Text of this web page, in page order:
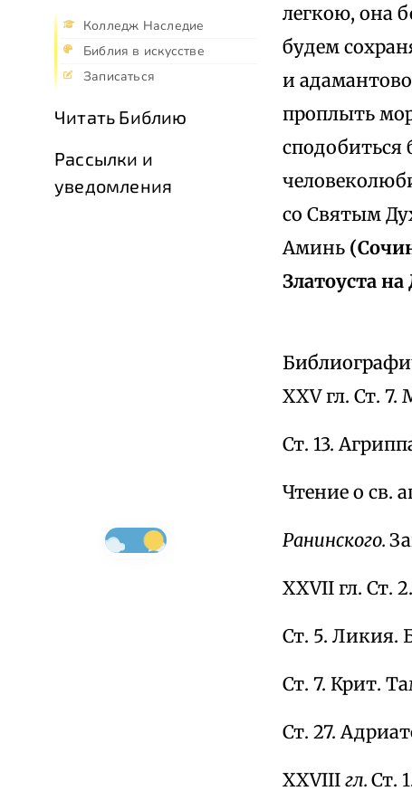
Колледж Наследие
Библия в искусстве
Записаться
Читать Библию
Рассылки и
уведомления
легкою, она
будем
и
проплыть
со Святым
Аминь
Златоуста
XXV гл. Ст. 7.
Ст. 13.
Чтение о св.
Ранинского.
XXVII гл. Ст.
Ст. 5. Ликия.
Ст. 7. Крит.
Ст. 27.
XXVIII гл. Ст.